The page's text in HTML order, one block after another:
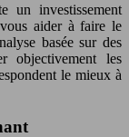
un investissement
aider à faire le
basée sur des
objectivement les
le mieux à